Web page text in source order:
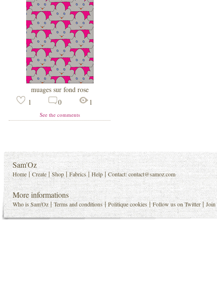
muages sur fond rose
1
0 1
See the comments
Sam'Oz
Home |Create |Shop |Fabrics |Help |Contact:contact@samoz.com
More informations
Who is Sam'Oz |Terms and conditions |Politique cookies |Follow us on Twitter |Join